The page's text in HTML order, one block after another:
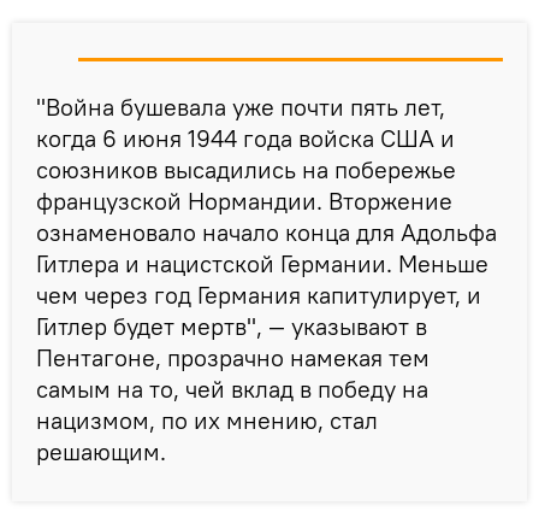
"Война бушевала уже почти пять лет,
когда 6 июня 1944 года войска США и
союзников высадились на побережье
французской Нормандии. Вторжение
ознаменовало начало конца для Адольфа
Гитлера и нацистской Германии. Меньше
чем через год Германия капитулирует, и
Гитлер будет мертв", — указывают в
Пентагоне, прозрачно намекая тем
самым на то, чей вклад в победу на
нацизмом, по их мнению, стал
решающим.